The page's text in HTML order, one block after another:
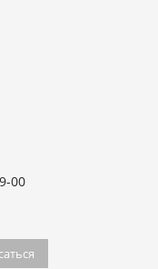
00